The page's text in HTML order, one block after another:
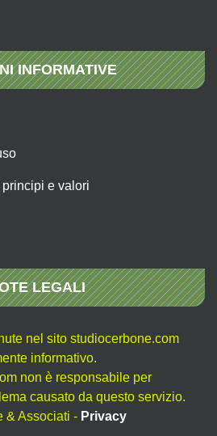
INFORMATIVE
e valori
LEGALI
nel sito studiocerbone.com
informativo.
non è responsabile per
causato da questo servizio.
& Associati - Privacy